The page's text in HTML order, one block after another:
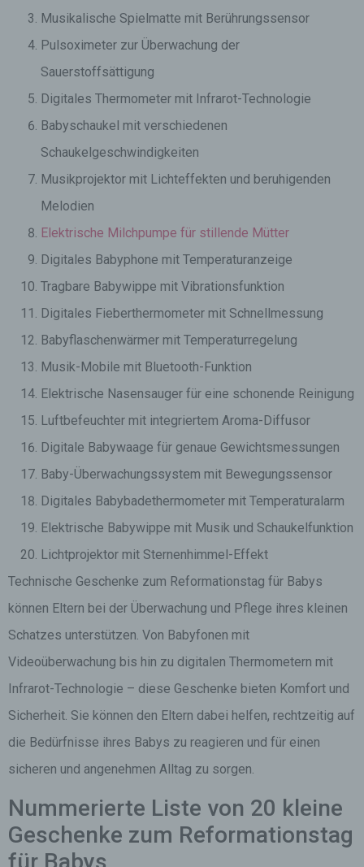
Musikalische Spielmatte mit Berührungssensor
Pulsoximeter zur Überwachung der
Sauerstoffsättigung
Digitales Thermometer mit Infrarot-Technologie
Babyschaukel mit verschiedenen
Schaukelgeschwindigkeiten
Musikprojektor mit Lichteffekten und beruhigenden
Melodien
Elektrische Milchpumpe für stillende Mütter
Digitales Babyphone mit Temperaturanzeige
Tragbare Babywippe mit Vibrationsfunktion
Digitales Fieberthermometer mit Schnellmessung
Babyflaschenwärmer mit Temperaturregelung
Musik-Mobile mit Bluetooth-Funktion
Elektrische Nasensauger für eine schonende Reinigung
Luftbefeuchter mit integriertem Aroma-Diffusor
Digitale Babywaage für genaue Gewichtsmessungen
Baby-Überwachungssystem mit Bewegungssensor
Digitales Babybadethermometer mit Temperaturalarm
Elektrische Babywippe mit Musik und Schaukelfunktion
Lichtprojektor mit Sternenhimmel-Effekt
Technische Geschenke zum Reformationstag für Babys
können Eltern bei der Überwachung und Pflege ihres kleinen
Schatzes unterstützen. Von Babyfonen mit
Videoüberwachung bis hin zu digitalen Thermometern mit
Infrarot-Technologie – diese Geschenke bieten Komfort und
Sicherheit. Sie können den Eltern dabei helfen, rechtzeitig auf
die Bedürfnisse ihres Babys zu reagieren und für einen
sicheren und angenehmen Alltag zu sorgen.
Nummerierte Liste von 20 kleine
Geschenke zum Reformationstag